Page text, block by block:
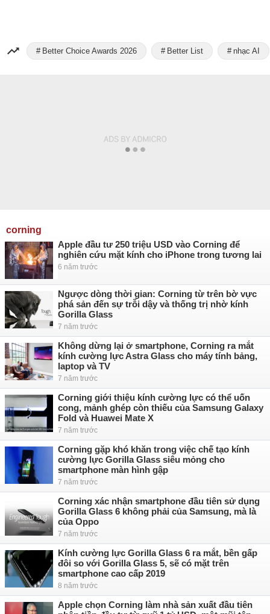
Better Choice Awards 2026 Better List nhạc AI
corning
Apple đầu tư 250 triệu USD vào Corning để
nghiên cứu mặt kính cho iPhone trong tương lai
6 năm trước
Ngược dòng thời gian: Corning từ trên bờ vực
phá sản đến sự trỗi dậy và thống trị nhờ kính
Gorilla Glass
7 năm trước
Không dừng lại ở smartphone, Corning ra mắt
kính cường lực Astra Glass cho máy tính bảng,
laptop và TV
7 năm trước
Corning giới thiệu kính cường lực có thể uốn
cong, mảnh ghép còn thiếu của Samsung Galaxy
Fold và Huawei Mate X
7 năm trước
Corning gặp khó khăn trong việc chế tạo kính
cường lực Gorilla Glass siêu mỏng cho
smartphone màn hình gập
7 năm trước
Corning xác nhận smartphone đầu tiên sử dụng
Gorilla Glass 6 không phải của Samsung, mà là
của Oppo
7 năm trước
Kính cường lực Gorilla Glass 6 ra mắt, bền gấp
đôi so với Gorilla Glass 5, sẽ có mặt trên
smartphone cao cấp 2019
8 năm trước
Apple chọn Corning làm nhà sản xuất đầu tiên